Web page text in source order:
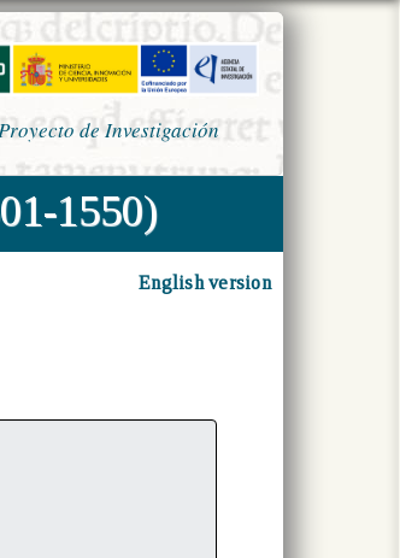
de Investigación
1550)
English version